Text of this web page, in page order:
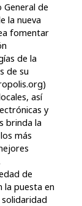
General de
la nueva
fomentar
de la
de su
así
y
brinda la
más
de
la puesta en